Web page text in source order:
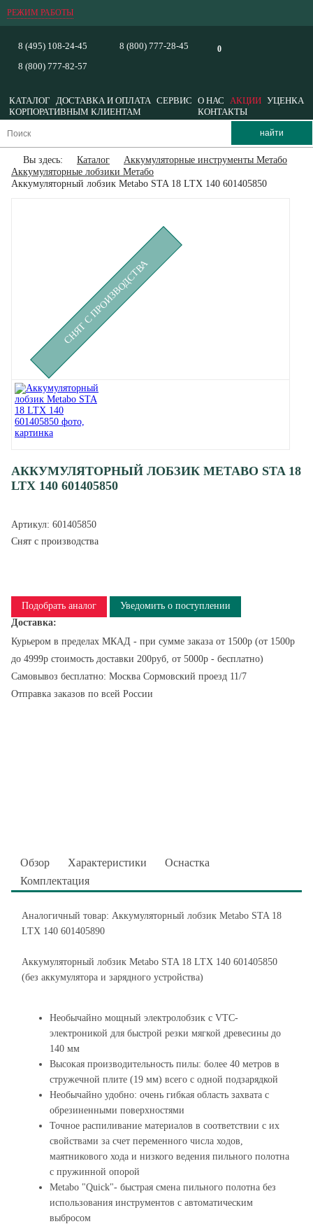
РЕЖИМ РАБОТЫ
0
8 (495) 108-24-45
8 (800) 777-82-57
8 (800) 777-28-45
КАТАЛОГ ДОСТАВКА И ОПЛАТА СЕРВИС О НАС АКЦИИ УЦЕНКА
КОРПОРАТИВНЫМ КЛИЕНТАМ
КОНТАКТЫ
Вы здесь: Каталог
Аккумуляторные инструменты Метабо
Аккумуляторные лобзики Метабо
Аккумуляторный лобзик Metabo STA 18 LTX 140 601405850
СНЯТ С ПРОИЗВОДСТВА
АККУМУЛЯТОРНЫЙ ЛОБЗИК METABO STA 18
LTX 140 601405850
Артикул: 601405850
Снят с производства
Подобрать аналог
Уведомить о поступлении
Доставка:
Курьером в пределах МКАД - при сумме заказа от 1500р (от 1500р
до 4999р стоимость доставки 200руб, от 5000р - бесплатно)
Самовывоз бесплатно: Москва Сормовский проезд 11/7
Отправка заказов по всей России
Обзор Характеристики
Оснастка
Комплектация
Аналогичный товар: Аккумуляторный лобзик Metabo STA 18
LTX 140 601405890
Аккумуляторный лобзик Metabo STA 18 LTX 140 601405850
(без аккумулятора и зарядного устройства)
Необычайно мощный электролобзик с VTC-
электроникой для быстрой резки мягкой древесины до
140 мм
Высокая производительность пилы: более 40 метров в
стружечной плите (19 мм) всего с одной подзарядкой
Необычайно удобно: очень гибкая область захвата с
обрезиненными поверхностями
Точное распиливание материалов в соответствии с их
свойствами за счет переменного числа ходов,
маятникового хода и низкого ведения пильного полотна
с пружинной опорой
Metabo "Quick"- быстрая смена пильного полотна без
использования инструментов с автоматическим
выбросом